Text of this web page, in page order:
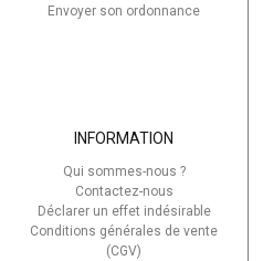
Envoyer son ordonnance
INFORMATION
Qui sommes-nous ?
Contactez-nous
Déclarer un effet indésirable
Conditions générales de vente
(CGV)